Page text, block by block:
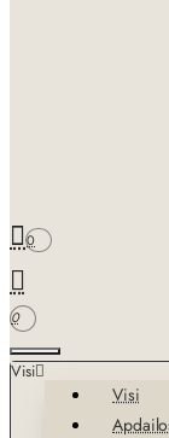
0
0
Visi
Visi